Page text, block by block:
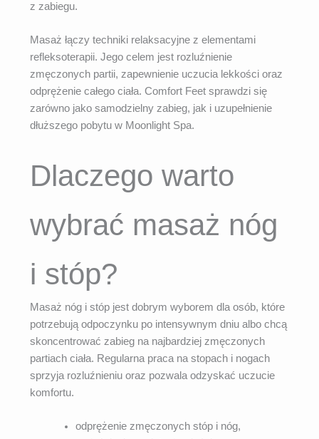
z zabiegu.
Masaż łączy techniki relaksacyjne z elementami
refleksoterapii. Jego celem jest rozluźnienie
zmęczonych partii, zapewnienie uczucia lekkości oraz
odprężenie całego ciała. Comfort Feet sprawdzi się
zarówno jako samodzielny zabieg, jak i uzupełnienie
dłuższego pobytu w Moonlight Spa.
Dlaczego warto
wybrać masaż nóg
i stóp?
Masaż nóg i stóp jest dobrym wyborem dla osób, które
potrzebują odpoczynku po intensywnym dniu albo chcą
skoncentrować zabieg na najbardziej zmęczonych
partiach ciała. Regularna praca na stopach i nogach
sprzyja rozluźnieniu oraz pozwala odzyskać uczucie
komfortu.
odprężenie zmęczonych stóp i nóg,